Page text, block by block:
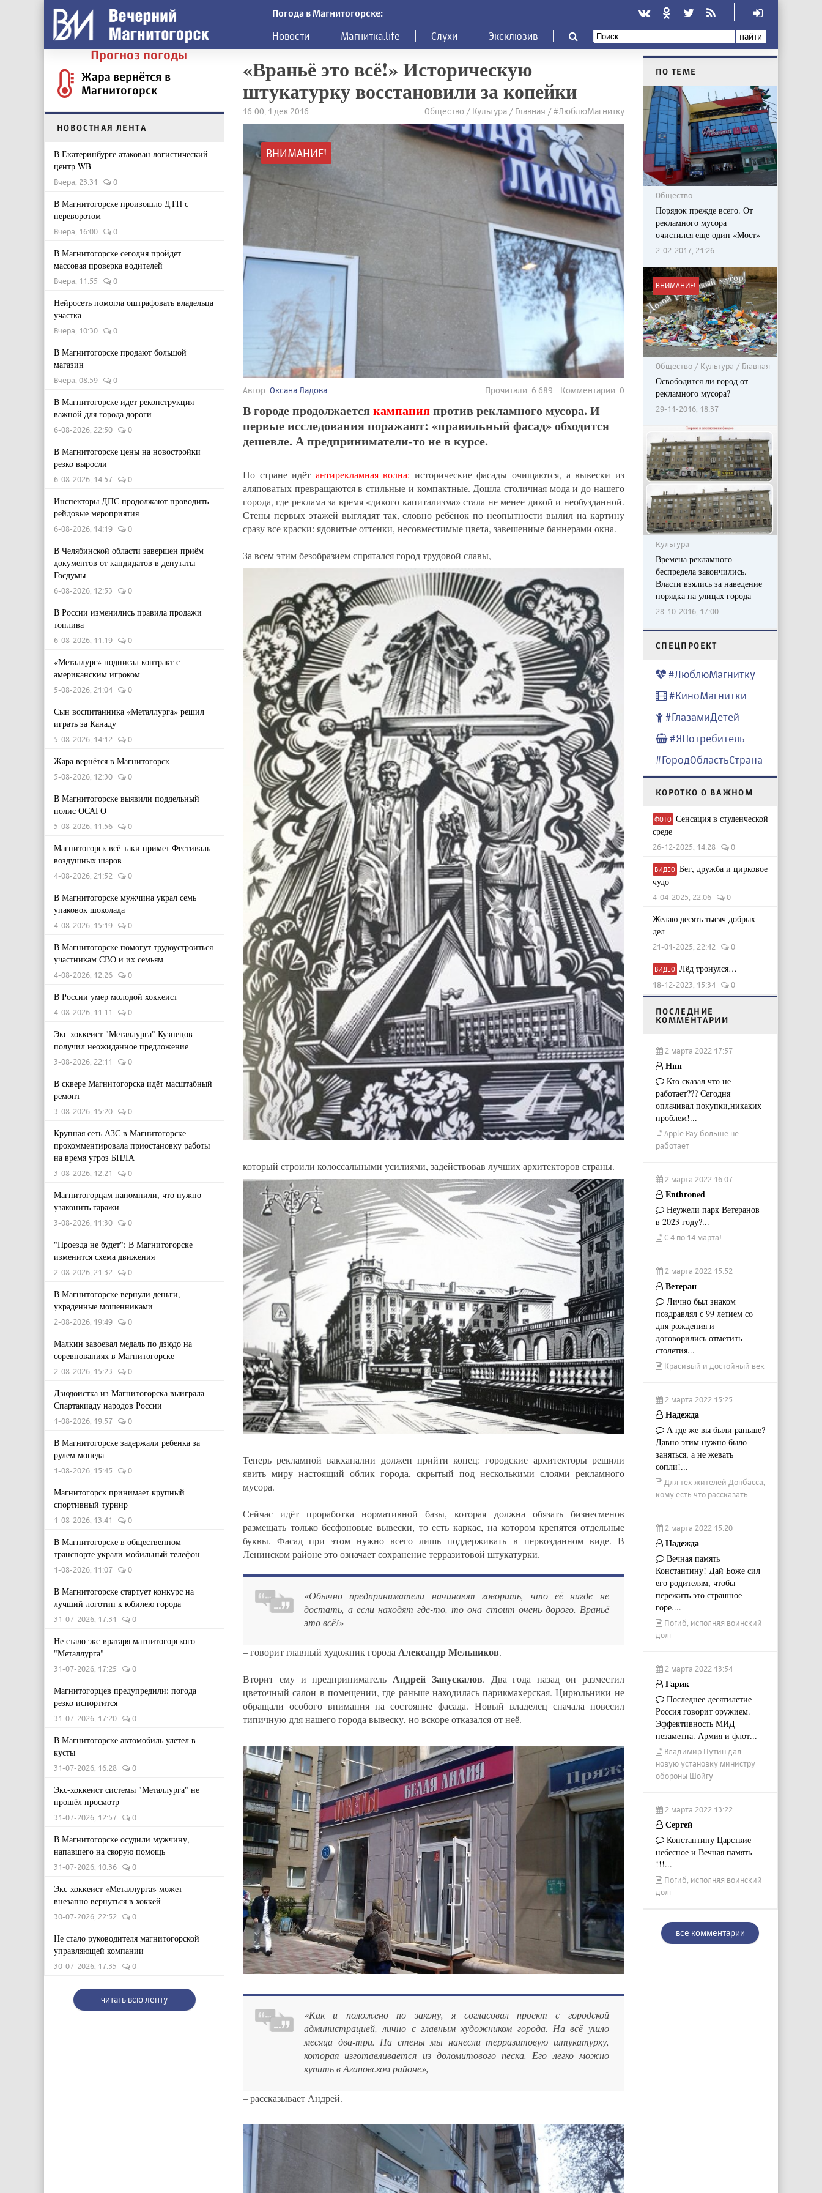
Погода в Магнитогорске:
Новости Магнитка.life Слухи Эксклюзив найти
Прогноз погоды
Жара вернётся в
Магнитогорск
НОВОСТНАЯ ЛЕНТА
В Екатеринбурге атакован логистический
центр WB
Вчера, 23:31 0
В Магнитогорске произошло ДТП с
переворотом
Вчера, 16:00 0
В Магнитогорске сегодня пройдет
массовая проверка водителей
Вчера, 11:55 0
Нейросеть помогла оштрафовать владельца
участка
Вчера, 10:30 0
В Магнитогорске продают большой
магазин
Вчера, 08:59 0
В Магнитогорске идет реконструкция
важной для города дороги
6-08-2026, 22:50 0
В Магнитогорске цены на новостройки
резко выросли
6-08-2026, 14:57 0
Инспекторы ДПС продолжают проводить
рейдовые мероприятия
6-08-2026, 14:19 0
В Челябинской области завершен приём
документов от кандидатов в депутаты
Госдумы
6-08-2026, 12:53 0
В России изменились правила продажи
топлива
6-08-2026, 11:19 0
«Металлург» подписал контракт с
американским игроком
5-08-2026, 21:04 0
Сын воспитанника «Металлурга» решил
играть за Канаду
5-08-2026, 14:12 0
Жара вернётся в Магнитогорск
5-08-2026, 12:30 0
В Магнитогорске выявили поддельный
полис ОСАГО
5-08-2026, 11:56 0
Магнитогорск всё-таки примет Фестиваль
воздушных шаров
4-08-2026, 21:52 0
В Магнитогорске мужчина украл семь
упаковок шоколада
4-08-2026, 15:19 0
В Магнитогорске помогут трудоустроиться
участникам СВО и их семьям
4-08-2026, 12:26 0
В России умер молодой хоккеист
4-08-2026, 11:11 0
Экс-хоккеист "Металлурга" Кузнецов
получил неожиданное предложение
3-08-2026, 22:11 0
В сквере Магнитогорска идёт масштабный
ремонт
3-08-2026, 15:20 0
Крупная сеть АЗС в Магнитогорске
прокомментировала приостановку работы
на время угроз БПЛА
3-08-2026, 12:21 0
Магнитогорцам напомнили, что нужно
узаконить гаражи
3-08-2026, 11:30 0
"Проезда не будет": В Магнитогорске
изменится схема движения
2-08-2026, 21:32 0
В Магнитогорске вернули деньги,
украденные мошенниками
2-08-2026, 19:49 0
Малкин завоевал медаль по дзюдо на
соревнованиях в Магнитогорске
2-08-2026, 15:23 0
Дзюдоистка из Магнитогорска выиграла
Спартакиаду народов России
1-08-2026, 19:57 0
В Магнитогорске задержали ребенка за
рулем мопеда
1-08-2026, 15:45 0
Магнитогорск принимает крупный
спортивный турнир
1-08-2026, 13:41 0
В Магнитогорске в общественном
транспорте украли мобильный телефон
1-08-2026, 11:07 0
В Магнитогорске стартует конкурс на
лучший логотип к юбилею города
31-07-2026, 17:31 0
Не стало экс-вратаря магнитогорского
"Металлурга"
31-07-2026, 17:25 0
Магнитогорцев предупредили: погода
резко испортится
31-07-2026, 17:20 0
В Магнитогорске автомобиль улетел в
кусты
31-07-2026, 16:28 0
Экс-хоккеист системы "Металлурга" не
прошёл просмотр
31-07-2026, 12:57 0
В Магнитогорске осудили мужчину,
напавшего на скорую помощь
31-07-2026, 10:36 0
Экс-хоккеист «Металлурга» может
внезапно вернуться в хоккей
30-07-2026, 22:52 0
Не стало руководителя магнитогорской
управляющей компании
30-07-2026, 17:35 0
читать всю ленту
«Враньё это всё!» Историческую
штукатурку восстановили за копейки
16:00, 1 дек 2016 Общество / Культура / Главная / #ЛюблюМагнитку
ВНИМАНИЕ!
Автор: Оксана Ладова Прочитали: 6 689 Комментарии: 0
В городе продолжаетсякампанияпротив рекламного мусора. И
первые исследования поражают: «правильный фасад» обходится
дешевле. А предприниматели-то не в курсе.
По стране идёт антирекламная волна: исторические фасады очищаются, а вывески из
аляповатых превращаются в стильные и компактные. Дошла столичная мода и до нашего
города, где реклама за время «дикого капитализма» стала не менее дикой и необузданной.
Стены первых этажей выглядят так, словно ребёнок по неопытности вылил на картину
сразу все краски: ядовитые оттенки, несовместимые цвета, завешенные баннерами окна.
За всем этим безобразием спрятался город трудовой славы,
который строили колоссальными усилиями, задействовав лучших архитекторов страны.
Теперь рекламной вакханалии должен прийти конец: городские архитекторы решили
явить миру настоящий облик города, скрытый под несколькими слоями рекламного
мусора.
Сейчас идёт проработка нормативной базы, которая должна обязать бизнесменов
размещать только бесфоновые вывески, то есть каркас, на котором крепятся отдельные
буквы. Фасад при этом нужно всего лишь поддерживать в первозданном виде. В
Ленинском районе это означает сохранение терразитовой штукатурки.
«Обычно предприниматели начинают говорить, что её нигде не
достать, а если находят где-то, то она стоит очень дорого. Враньё
это всё!»
– говорит главный художник города Александр Мельников.
Вторит ему и предприниматель Андрей Запускалов. Два года назад он разместил
цветочный салон в помещении, где раньше находилась парикмахерская. Цирюльники не
обращали особого внимания на состояние фасада. Новый владелец сначала повесил
типичную для нашего города вывеску, но вскоре отказался от неё.
«Как и положено по закону, я согласовал проект с городской
администрацией, лично с главным художником города. На всё ушло
месяца два-три. На стены мы нанесли терразитовую штукатурку,
которая изготавливается из доломитового песка. Его легко можно
купить в Агаповском районе»,
– рассказывает Андрей.
ПО ТЕМЕ
Общество
Порядок прежде всего. От
рекламного мусора
очистился еще один «Мост»
2-02-2017, 21:26
ВНИМАНИЕ!
Общество / Культура / Главная
Освободится ли город от
рекламного мусора?
29-11-2016, 18:37
Культура
Времена рекламного
беспредела закончились.
Власти взялись за наведение
порядка на улицах города
28-10-2016, 17:00
CПЕЦПРОЕКТ
#ЛюблюМагнитку
#КиноМагнитки
#ГлазамиДетей
#ЯПотребитель
#ГородОбластьСтрана
КОРОТКО О ВАЖНОМ
ФОТО Сенсация в студенческой
среде
26-12-2025, 14:28 0
ВИДЕО Бег, дружба и цирковое
чудо
4-04-2025, 22:06 0
Желаю десять тысяч добрых
дел
21-01-2025, 22:42 0
ВИДЕО Лёд тронулся…
18-12-2023, 15:34 0
ПОСЛЕДНИЕ
КОММЕНТАРИИ
2 марта 2022 17:57
Ннн
Кто сказал что не
работает??? Сегодня
оплачивал покупки,никаких
проблем!...
Apple Pay больше не
работает
2 марта 2022 16:07
Enthroned
Неужели парк Ветеранов
в 2023 году?...
С 4 по 14 марта!
2 марта 2022 15:52
Ветеран
Лично был знаком
поздравлял с 99 летием со
дня рождения и
договорились отметить
столетия...
Красивый и достойный век
2 марта 2022 15:25
Надежда
А где же вы были раньше?
Давно этим нужно было
заняться, а не жевать
сопли!...
Для тех жителей Донбасса,
кому есть что рассказать
2 марта 2022 15:20
Надежда
Вечная память
Константину! Дай Боже сил
его родителям, чтобы
пережить это страшное
горе....
Погиб, исполняя воинский
долг
2 марта 2022 13:54
Гарик
Последнее десятилетие
Россия говорит оружием.
Эффективность МИД
незаметна. Армия и флот...
Владимир Путин дал
новую установку министру
обороны Шойгу
2 марта 2022 13:22
Сергей
Константину Царствие
небесное и Вечная память
!!!...
Погиб, исполняя воинский
долг
все комментарии